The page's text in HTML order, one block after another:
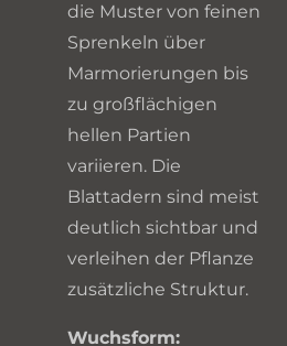
die Muster von feinen
Sprenkeln über
Marmorierungen bis
zu großflächigen
hellen Partien
variieren. Die
Blattadern sind meist
deutlich sichtbar und
verleihen der Pflanze
zusätzliche Struktur.
Wuchsform: